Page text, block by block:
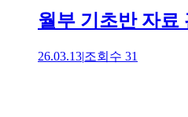
월부 기초반 자료
26.03.13|조회수 31